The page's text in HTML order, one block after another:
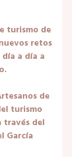
turismo de
retos
a día a
de
turismo
través del
García